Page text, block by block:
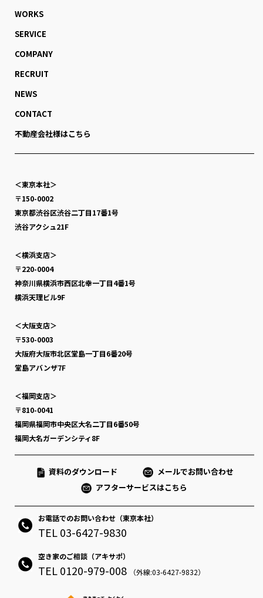
WORKS
SERVICE
COMPANY
RECRUIT
NEWS
CONTACT
不動産会社様はこちら
＜東京本社＞
〒150-0002
東京都渋谷区渋谷二丁目17番1号
渋谷アクシュ21F
＜横浜支店＞
〒220-0004
神奈川県横浜市西区北幸一丁目4番1号
横浜天理ビル9F
＜大阪支店＞
〒530-0003
大阪府大阪市北区堂島一丁目6番20号
堂島アバンザ7F
＜福岡支店＞
〒810-0041
福岡県福岡市中央区大名二丁目6番50号
福岡大名ガーデンシティ8F
資料のダウンロード
メールでお問い合わせ
アフターサービスはこちら
お電話でのお問い合わせ（東京本社）
TEL 03-6427-9830
空き家のご相談（アキサポ）
TEL 0120-979-008 （外線:03-6427-9832）